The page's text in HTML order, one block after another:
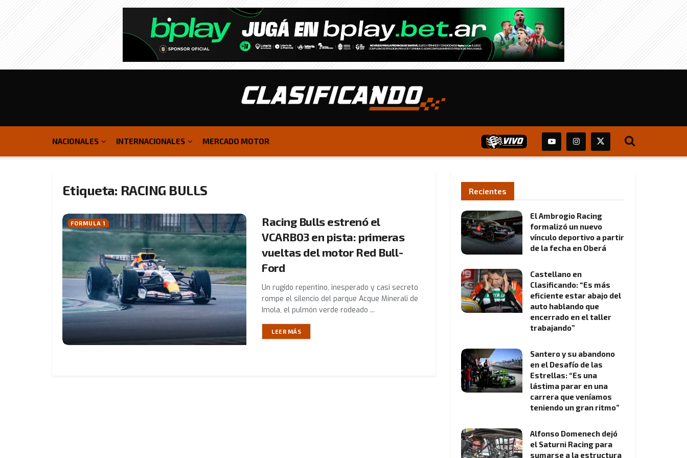
NACIONALES INTERNACIONALES MERCADO MOTOR
Etiqueta: RACING BULLS
FORMULA 1
Racing Bulls estrenó el
VCARB03 en pista: primeras
vueltas del motor Red Bull-
Ford
Un rugido repentino, inesperado y casi secreto
rompe el silencio del parque Acque Minerali de
Imola, el pulmón verde rodeado ...
LEER MÁS
Recientes
El Ambrogio Racing
formalizó un nuevo
vínculo deportivo a partir
de la fecha en Oberá
Castellano en
Clasificando: “Es más
eficiente estar abajo del
auto hablando que
encerrado en el taller
trabajando”
Santero y su abandono
en el Desafío de las
Estrellas: “Es una
lástima parar en una
carrera que veníamos
teniendo un gran ritmo”
Alfonso Domenech dejó
el Saturni Racing para
sumarse a la estructura